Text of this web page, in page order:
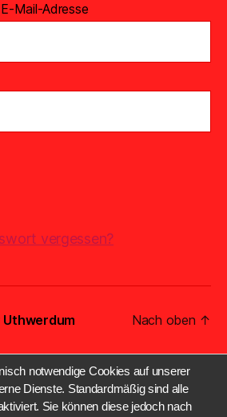
Mail-Adresse
vergessen?
Uthwerdum Nach oben ↑
notwendige Cookies auf unserer
Dienste. Standardmäßig sind alle
Sie können diese jedoch nach